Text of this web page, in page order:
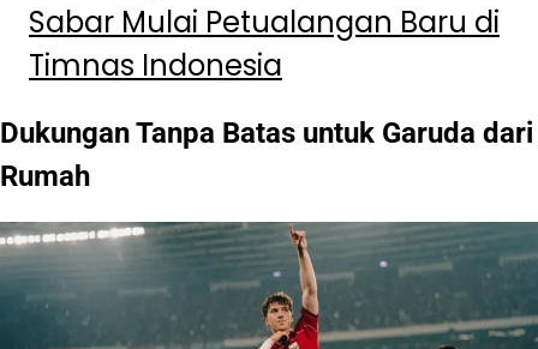
Sabar Mulai Petualangan Baru di
Timnas Indonesia
Dukungan Tanpa Batas untuk Garuda dari
Rumah